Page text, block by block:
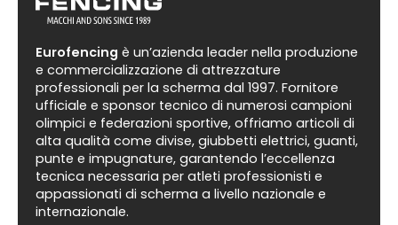
Eurofencing è un’azienda leader nella produzione
e commercializzazione di attrezzature
professionali per la scherma dal 1997. Fornitore
ufficiale e sponsor tecnico di numerosi campioni
olimpici e federazioni sportive, offriamo articoli di
alta qualità come divise, giubbetti elettrici, guanti,
punte e impugnature, garantendo l’eccellenza
tecnica necessaria per atleti professionisti e
appassionati di scherma a livello nazionale e
internazionale.